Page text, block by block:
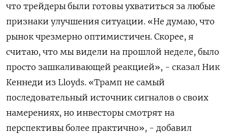
что трейдеры ⁠были готовы ухватиться за любые
признаки улучшения ситуации. «Не думаю, ‌что
рынок чрезмерно оптимистичен. Скорее, я
‌считаю, что мы видели на прошлой неделе, было
просто зашкаливающей реакцией», - сказал Ник
Кеннеди из ​Lloyds. «Трамп не самый
последовательный источник сигналов о своих
намерениях, но инвесторы ‌смотрят на
перспективы более практично», - добавил